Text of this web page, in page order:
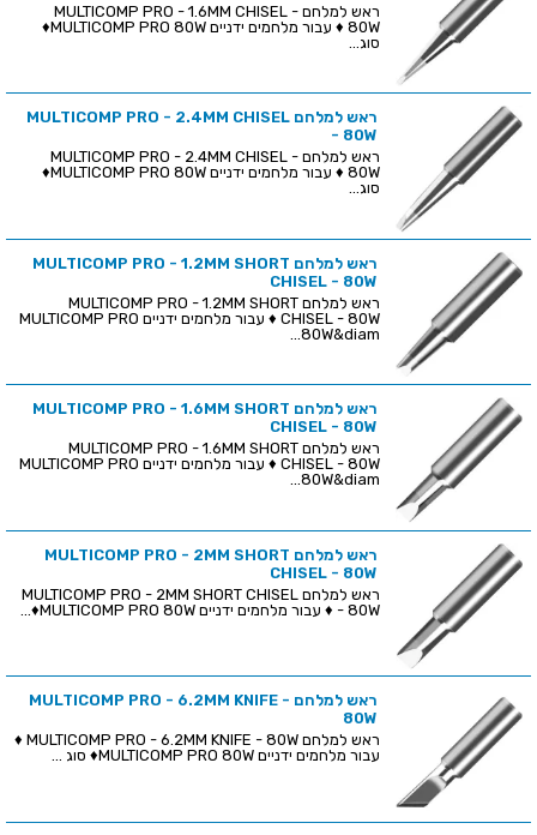
ראש למלחם MULTICOMP PRO - 1.6MM CHISEL -
80W ♦ עבור מלחמים ידניים MULTICOMP PRO 80W♦
סוג...
ראש למלחם MULTICOMP PRO - 2.4MM CHISEL
- 80W
ראש למלחם MULTICOMP PRO - 2.4MM CHISEL -
80W ♦ עבור מלחמים ידניים MULTICOMP PRO 80W♦
סוג...
ראש למלחם MULTICOMP PRO - 1.2MM SHORT
CHISEL - 80W
ראש למלחם MULTICOMP PRO - 1.2MM SHORT
CHISEL - 80W ♦ עבור מלחמים ידניים MULTICOMP PRO
80W&diam...
ראש למלחם MULTICOMP PRO - 1.6MM SHORT
CHISEL - 80W
ראש למלחם MULTICOMP PRO - 1.6MM SHORT
CHISEL - 80W ♦ עבור מלחמים ידניים MULTICOMP PRO
80W&diam...
ראש למלחם MULTICOMP PRO - 2MM SHORT
CHISEL - 80W
ראש למלחם MULTICOMP PRO - 2MM SHORT CHISEL
- 80W ♦ עבור מלחמים ידניים MULTICOMP PRO 80W♦...
ראש למלחם MULTICOMP PRO - 6.2MM KNIFE -
80W
ראש למלחם MULTICOMP PRO - 6.2MM KNIFE - 80W ♦
עבור מלחמים ידניים MULTICOMP PRO 80W♦ סוג ...